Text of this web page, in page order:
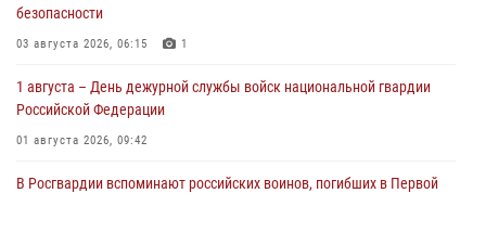
безопасности
03 августа 2026, 06:15 1
1 августа – День дежурной службы войск национальной гвардии
Российской Федерации
01 августа 2026, 09:42
В Росгвардии вспоминают российских воинов, погибших в Первой